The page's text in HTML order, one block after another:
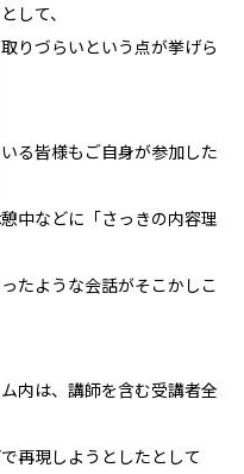
して、
りづらいという点が挙げら
る皆様もご自身が参加した
中などに「さっきの内容理
たような会話がそこかしこ
内は、講師を含む受講者全
再現しようとしたとして